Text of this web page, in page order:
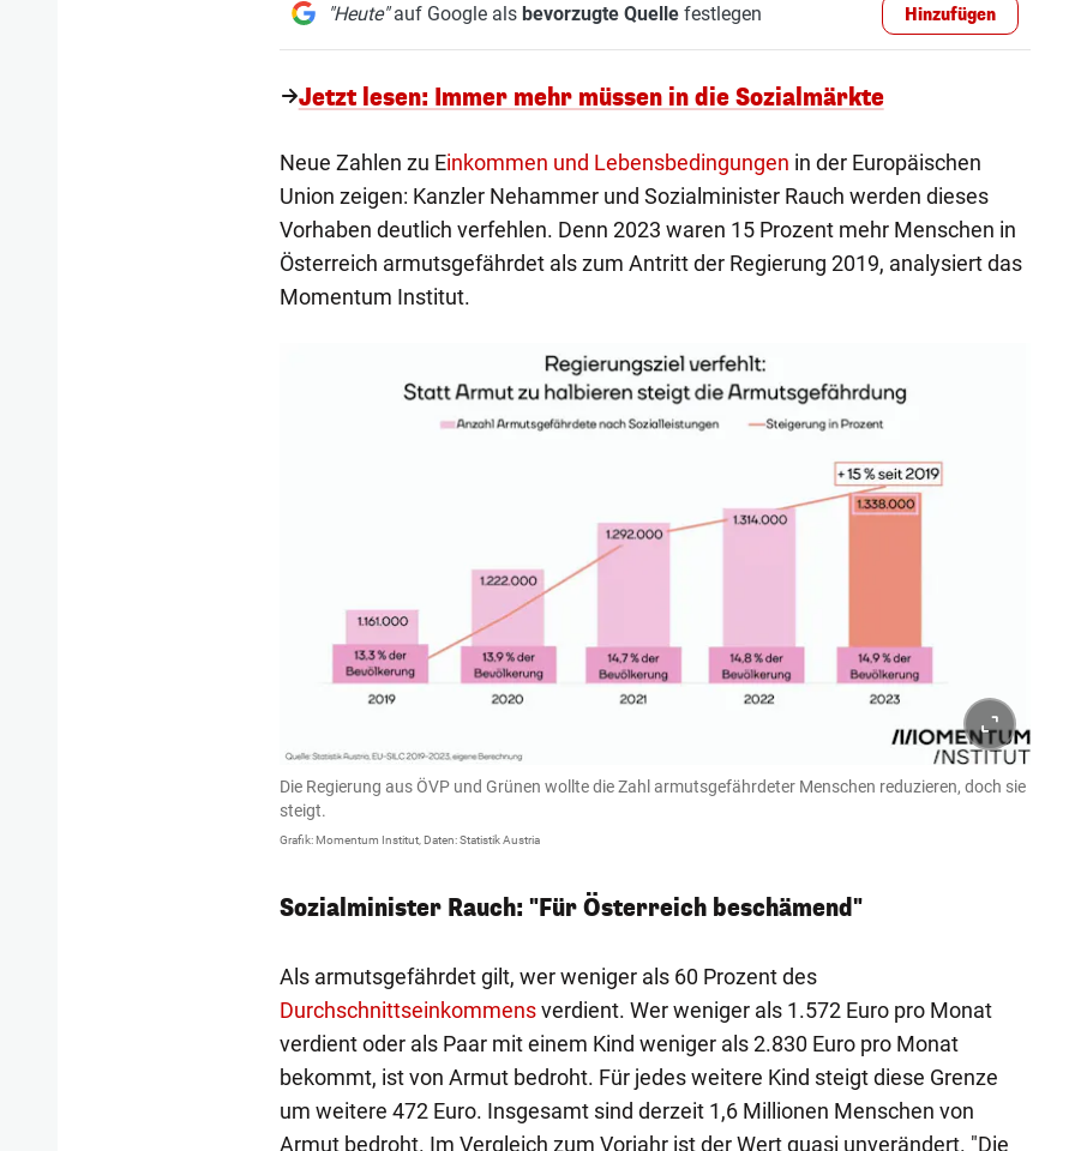
"Heute"auf Google als bevorzugte Quellefestlegen Hinzufügen
Jetzt lesen: Immer mehr müssen in die Sozialmärkte
Neue Zahlen zu Einkommen und Lebensbedingungen in der Europäischen
Union zeigen: Kanzler Nehammer und Sozialminister Rauch werden dieses
Vorhaben deutlich verfehlen. Denn 2023 waren 15 Prozent mehr Menschen in
Österreich armutsgefährdet als zum Antritt der Regierung 2019, analysiert das
Momentum Institut.
Die Regierung aus ÖVP und Grünen wollte die Zahl armutsgefährdeter Menschen reduzieren, doch sie
steigt.
Grafik: Momentum Institut, Daten: Statistik Austria
Sozialminister Rauch: "Für Österreich beschämend"
Als armutsgefährdet gilt, wer weniger als 60 Prozent des
Durchschnittseinkommensverdient. Wer weniger als 1.572 Euro pro Monat
verdient oder als Paar mit einem Kind weniger als 2.830 Euro pro Monat
bekommt, ist von Armut bedroht. Für jedes weitere Kind steigt diese Grenze
um weitere 472 Euro. Insgesamt sind derzeit 1,6 Millionen Menschen von
Armut bedroht. Im Vergleich zum Vorjahr ist der Wert quasi unverändert. "Die